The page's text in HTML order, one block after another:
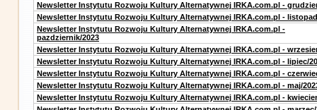
Newsletter Instytutu Rozwoju Kultury Alternatywnej IRKA.com.pl -
Newsletter Instytutu Rozwoju Kultury Alternatywnej IRKA.com.pl -
Newsletter Instytutu Rozwoju Kultury Alternatywnej IRKA.com.pl -
pazdziernik/2023
Newsletter Instytutu Rozwoju Kultury Alternatywnej IRKA.com.pl -
Newsletter Instytutu Rozwoju Kultury Alternatywnej IRKA.com.pl - lipiec/
Newsletter Instytutu Rozwoju Kultury Alternatywnej IRKA.com.pl -
Newsletter Instytutu Rozwoju Kultury Alternatywnej IRKA.com.pl - maj/
Newsletter Instytutu Rozwoju Kultury Alternatywnej IRKA.com.pl -